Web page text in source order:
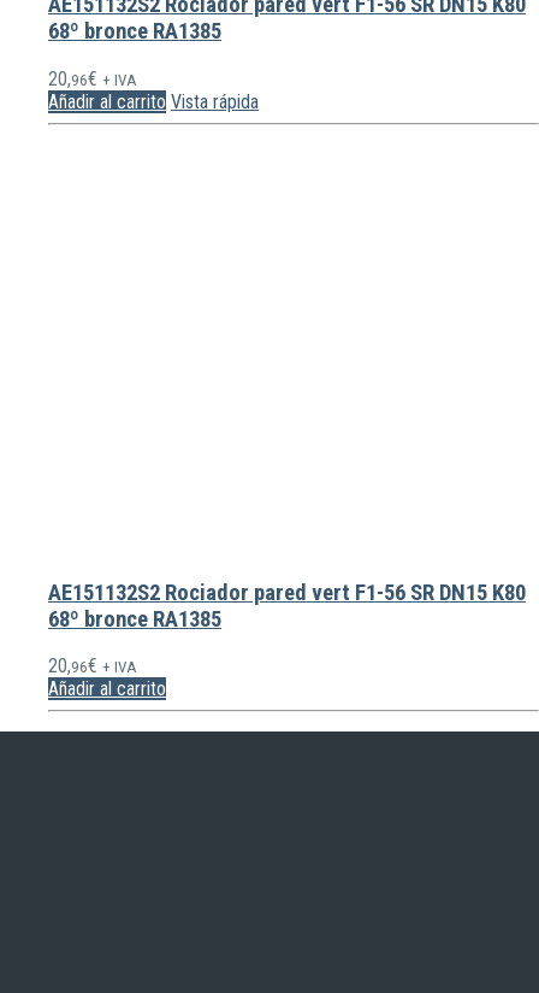
68º bronce RA1385
20,96€ + IVA
Añadir al carrito Vista rápida
AE151132S2 Rociador pared vert F1-56 SR DN15 K80
68º bronce RA1385
20,96€ + IVA
Añadir al carrito